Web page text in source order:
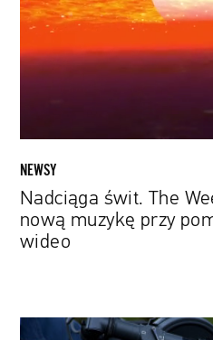
zapowiada
nową
muzykę
przy
wideo
NEWSY
Nadciąga świt. The
nową muzykę przy
wideo
15